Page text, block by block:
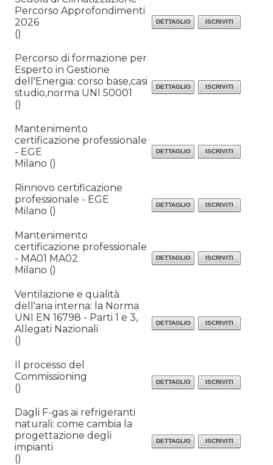
Percorso Approfondimenti
2026
()
Percorso di formazione per
Esperto in Gestione
dell'Energia: corso base,casi
studio,norma UNI 50001
()
Mantenimento
certificazione professionale
- EGE
Milano ()
Rinnovo certificazione
professionale - EGE
Milano ()
Mantenimento
certificazione professionale
- MA01 MA02
Milano ()
Ventilazione e qualità
dell'aria interna: la Norma
UNI EN 16798 - Parti 1 e 3,
Allegati Nazionali
()
Il processo del
Commissioning
()
Dagli F-gas ai refrigeranti
naturali: come cambia la
progettazione degli
impianti
()